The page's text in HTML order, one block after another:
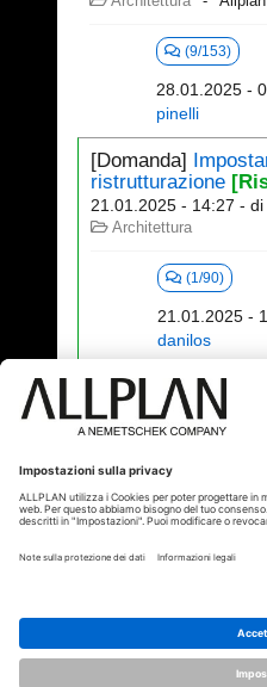
(9/153)
28.01.2025 -
pinelli
[Domanda]
ristrutturazione
21.01.2025 - 14:27 - di
Architettura
(1/90)
21.01.2025 -
danilos
21 - 40 (1304)
Nemetschek